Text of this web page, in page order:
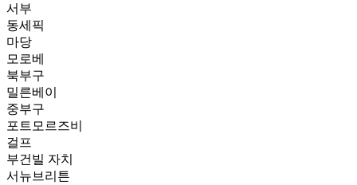
서부
동세픽
마당
모로베
북부구
밀른베이
중부구
포트모르즈비
걸프
부건빌 자치
서뉴브리튼